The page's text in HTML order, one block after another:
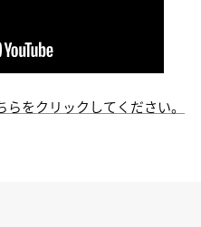
をクリックしてください。